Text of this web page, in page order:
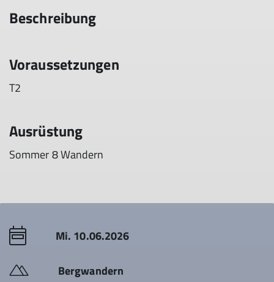
Beschreibung
Voraussetzungen
T2
Ausrüstung
Sommer 8 Wandern
Mi. 10.06.2026
Bergwandern